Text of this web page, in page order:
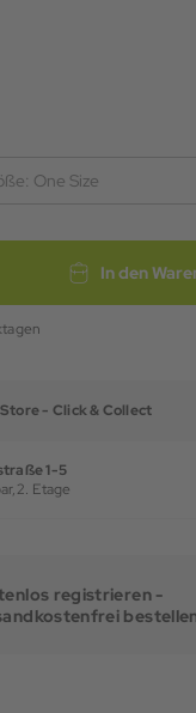
One Size
In den
- Click & Collect
1-5
2. Etage
registrieren -